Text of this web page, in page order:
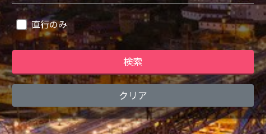
直行のみ
検索
クリア